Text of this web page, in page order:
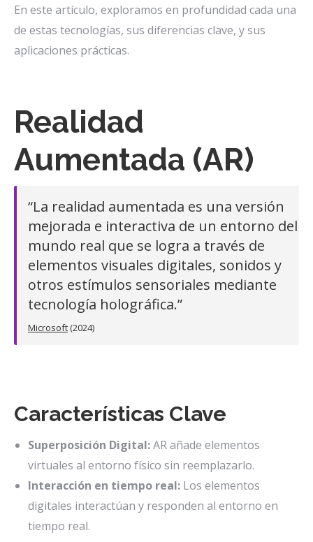
En este artículo, exploramos en profundidad cada una
de estas tecnologías, sus diferencias clave, y sus
aplicaciones prácticas.
Realidad
Aumentada (AR)
“La realidad aumentada es una versión
mejorada e interactiva de un entorno del
mundo real que se logra a través de
elementos visuales digitales, sonidos y
otros estímulos sensoriales mediante
tecnología holográfica.”
Microsoft (2024)
Características Clave
Superposición Digital:AR añade elementos
virtuales al entorno físico sin reemplazarlo.
Interacción en tiempo real: Los elementos
digitales interactúan y responden al entorno en
tiempo real.